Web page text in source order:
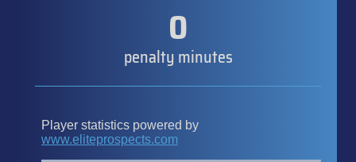
0
penalty minutes